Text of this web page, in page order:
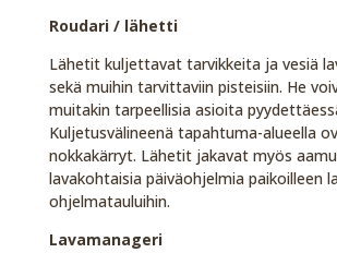
Roudari / lähetti
Lähetit kuljettavat tarvikkeita ja vesiä
sekä muihin tarvittaviin pisteisiin. He
muitakin tarpeellisia asioita
Kuljetusvälineenä tapahtuma-alueella
nokkakärryt. Lähetit jakavat myös
lavakohtaisia päiväohjelmia paikoilleen
ohjelmatauluihin.
Lavamanageri